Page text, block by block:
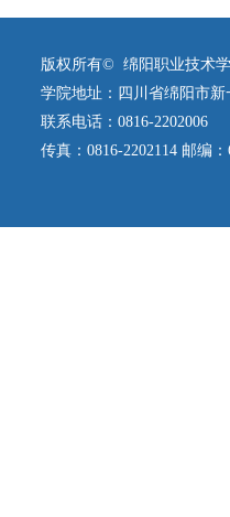
版权所有© 绵阳职业技术
学院地址：四川省绵阳市新
联系电话：0816-2202006
传真：0816-2202114 邮编：